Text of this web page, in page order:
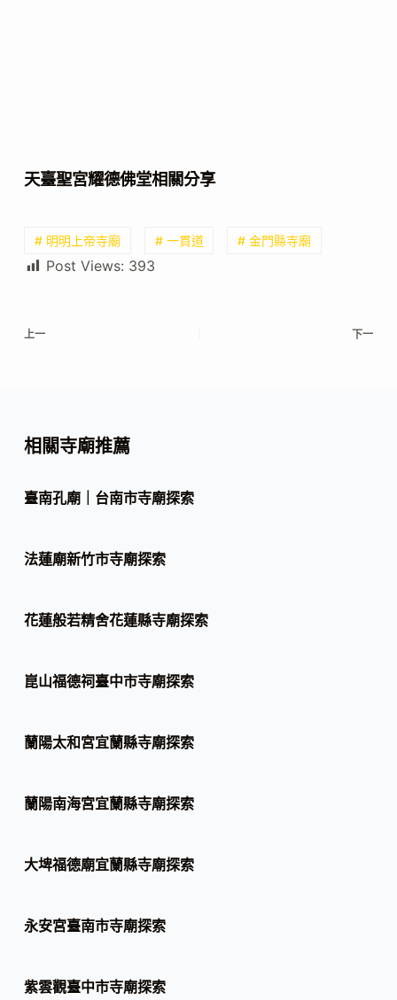
天臺聖宮耀德佛堂相關分享
# 明明上帝寺廟 # 一貫道 # 金門縣寺廟
Post Views: 393
上一 下一
相關寺廟推薦
臺南孔廟｜台南市寺廟探索
法蓮廟新竹市寺廟探索
花蓮般若精舍花蓮縣寺廟探索
崑山福德祠臺中市寺廟探索
蘭陽太和宮宜蘭縣寺廟探索
蘭陽南海宮宜蘭縣寺廟探索
大埤福德廟宜蘭縣寺廟探索
永安宮臺南市寺廟探索
紫雲觀臺中市寺廟探索